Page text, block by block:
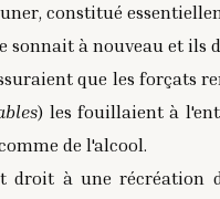
constitué
sonnait à nouveau et ils
que les forçats
) les fouillaient à
de l'alcool.
droit à une récréation